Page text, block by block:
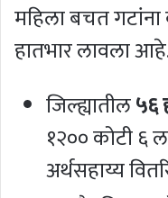
महिला बचत गटांना
हातभार लावला
जिल्ह्यातील५६
१२०० कोटी ६
अर्थसहाय्य